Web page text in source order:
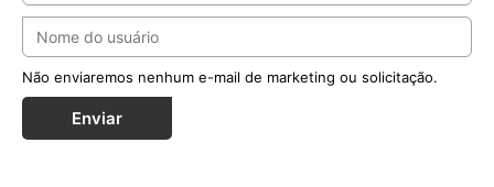
Não enviaremos nenhum e-mail de marketing ou solicitação.
Enviar